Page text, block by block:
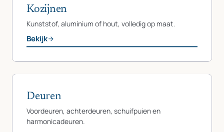
Kozijnen
Kunststof, aluminium of hout, volledig op maat.
Bekijk
Deuren
Voordeuren, achterdeuren, schuifpuien en
harmonicadeuren.